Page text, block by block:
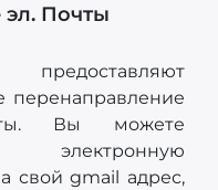
Почты
перенаправление
Вы можете
свой gmail адрес,